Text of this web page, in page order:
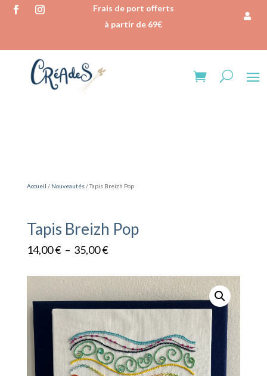
Frais de port offerts
à partir de 69€
Accueil / Nouveautés/ Tapis Breizh Pop
Tapis Breizh Pop
14,00€ – 35,00€Plage
prix :
14,00 €
à
35,00 €